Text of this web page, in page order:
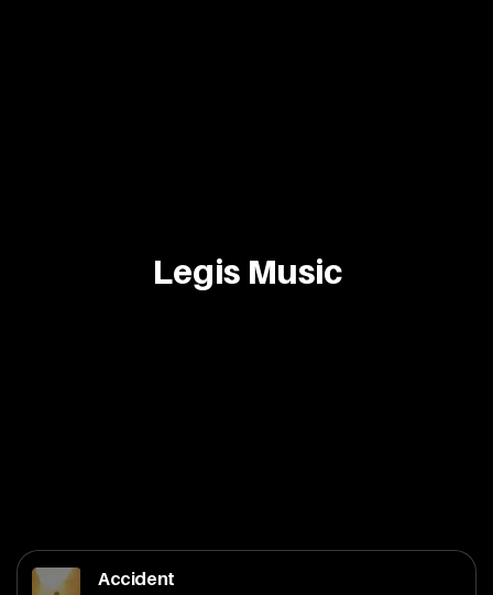
Legis Music
Accident